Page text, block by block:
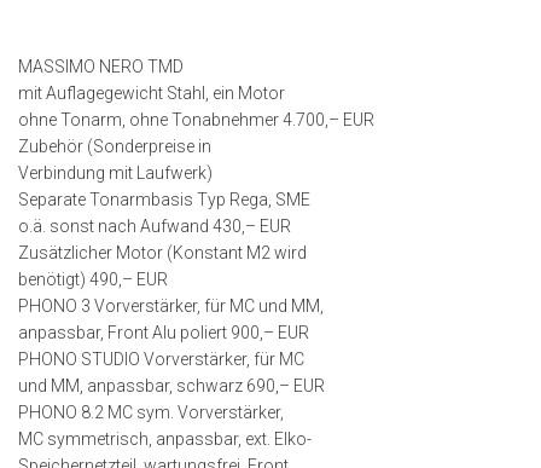
MASSIMO NERO TMD
mit Auflagegewicht Stahl, ein Motor
ohne Tonarm, ohne Tonabnehmer 4.700,– EUR
Zubehör (Sonderpreise in
Verbindung mit Laufwerk)
Separate Tonarmbasis Typ Rega, SME
o.ä. sonst nach Aufwand 430,– EUR
Zusätzlicher Motor (Konstant M2 wird
benötigt) 490,– EUR
PHONO 3 Vorverstärker, für MC und MM,
anpassbar, Front Alu poliert 900,– EUR
PHONO STUDIO Vorverstärker, für MC
und MM, anpassbar, schwarz 690,– EUR
PHONO 8.2 MC sym. Vorverstärker,
MC symmetrisch, anpassbar, ext. Elko-